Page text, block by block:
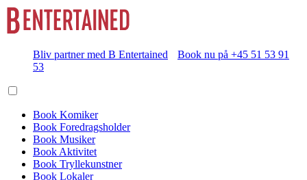
Bliv partner med B Entertained
Book nu på +45 51 53 91
53
Book Komiker
Book Foredragsholder
Book Musiker
Book Aktivitet
Book Tryllekunstner
Book Lokaler